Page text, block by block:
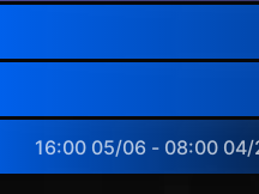
04/23 08:00 -